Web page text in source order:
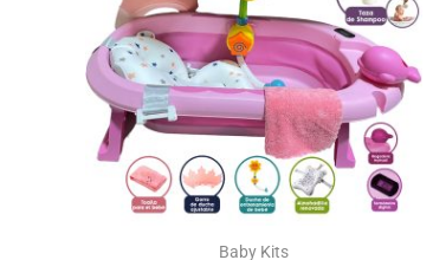
Baby Kits